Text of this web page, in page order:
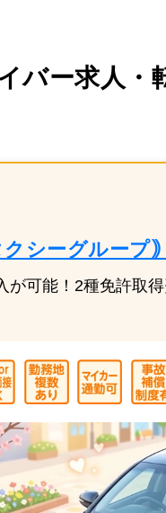
バー求人・
シーグループ
可能！2種免許取